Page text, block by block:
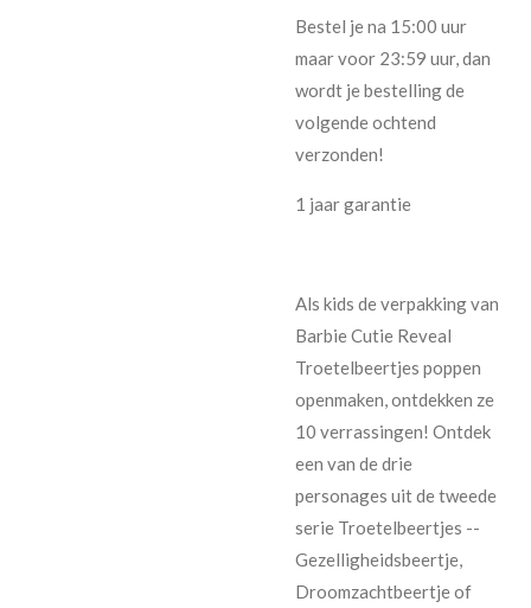
Bestel je na 15:00 uur
maar voor 23:59 uur, dan
wordt je bestelling de
volgende ochtend
verzonden!
1 jaar garantie
Als kids de verpakking van
Barbie Cutie Reveal
Troetelbeertjes poppen
openmaken, ontdekken ze
10 verrassingen! Ontdek
een van de drie
personages uit de tweede
serie Troetelbeertjes --
Gezelligheidsbeertje,
Droomzachtbeertje of